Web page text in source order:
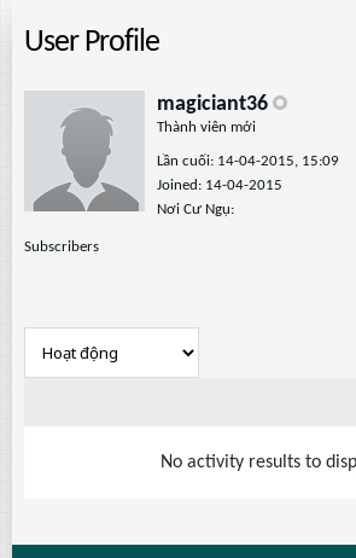
User Profile
magiciant36
Thành viên mới
Lần cuối: 14-04-2015, 15:09
Joined: 14-04-2015
Nơi Cư Ngụ:
Subscribers
No activity results to